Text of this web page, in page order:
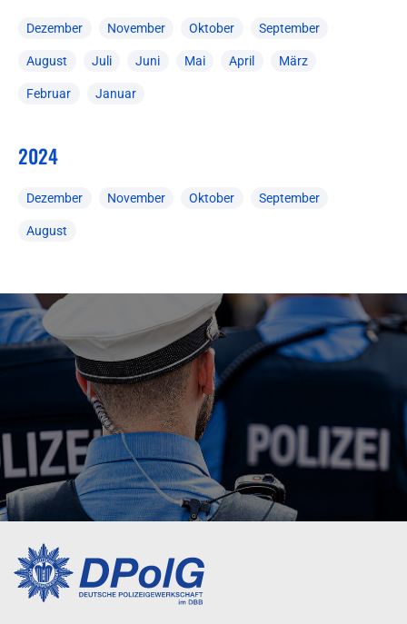
Dezember November Oktober September
August Juli Juni Mai April März
Februar Januar
2024
Dezember November Oktober September
August